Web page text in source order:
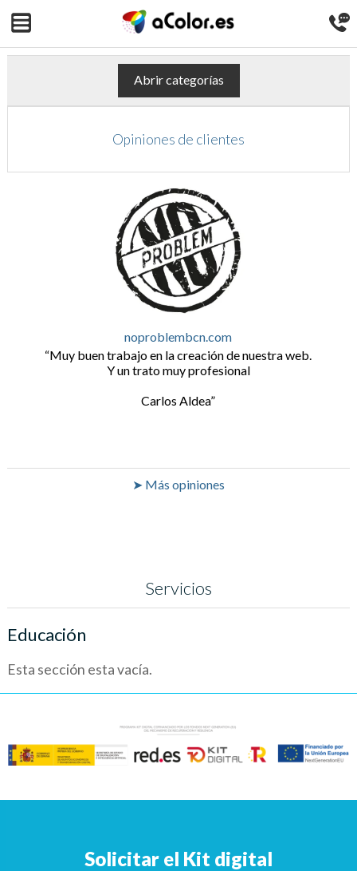
Abrir categorías
Opiniones de clientes
noproblembcn.com
Muy buen trabajo en la creación de nuestra web.
Y un trato muy profesional
Carlos Aldea
➤ Más opiniones
Servicios
Educación
Esta sección esta vacía.
Solicitar el Kit digital